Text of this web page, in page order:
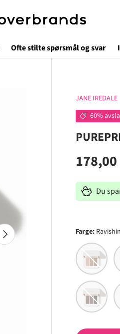
Ofte stilte spørsmål og svar
NESTE
JANE IREDALE
60%
Du
Farge:
Cognac
Date Night